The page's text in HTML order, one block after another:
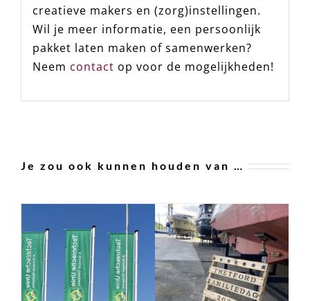
kopen zo veel mogelijk producten in bij
creatieve makers en (zorg)instellingen.
Wil je meer informatie, een persoonlijk
pakket laten maken of samenwerken?
mogelijkheden!
Je zou ook kunnen houden van …